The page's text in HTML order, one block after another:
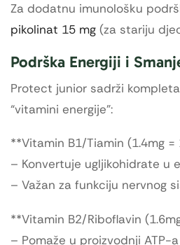
Za dodatnu imunološku
pikolinat 15 mg (za stariju
Podrška Energiji i
Protect junior sadrži
“vitamini energije”:
**Vitamin B1/Tiamin (1.4mg =
– Konvertuje ugljikohidrate u
– Važan za funkciju nervnog
**Vitamin B2/Riboflavin
– Pomaže u proizvodnji ATP-